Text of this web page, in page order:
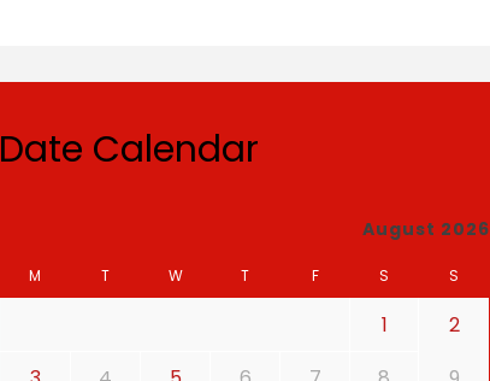
Date Calendar
August 2026
M T W T F S S
1
2